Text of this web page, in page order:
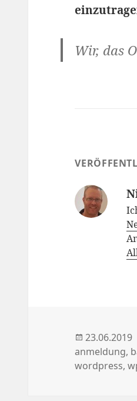
Wir, das
am
23.06.2019
anmeldung,
wordpress,